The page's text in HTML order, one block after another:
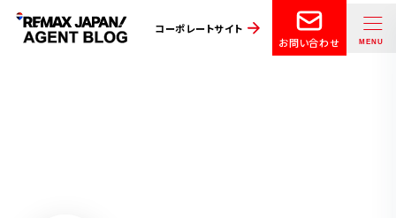
コーポレートサイト
お問い合わせ